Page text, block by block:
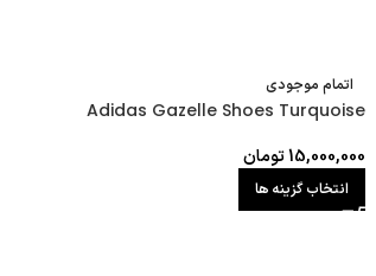
اتمام موجودی
Adidas Gazelle Shoes Turquoise
15,000,000تومان
انتخاب گزینه ها